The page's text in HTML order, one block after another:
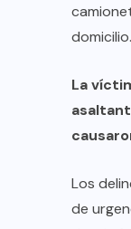
domicilio.
La
Los
de